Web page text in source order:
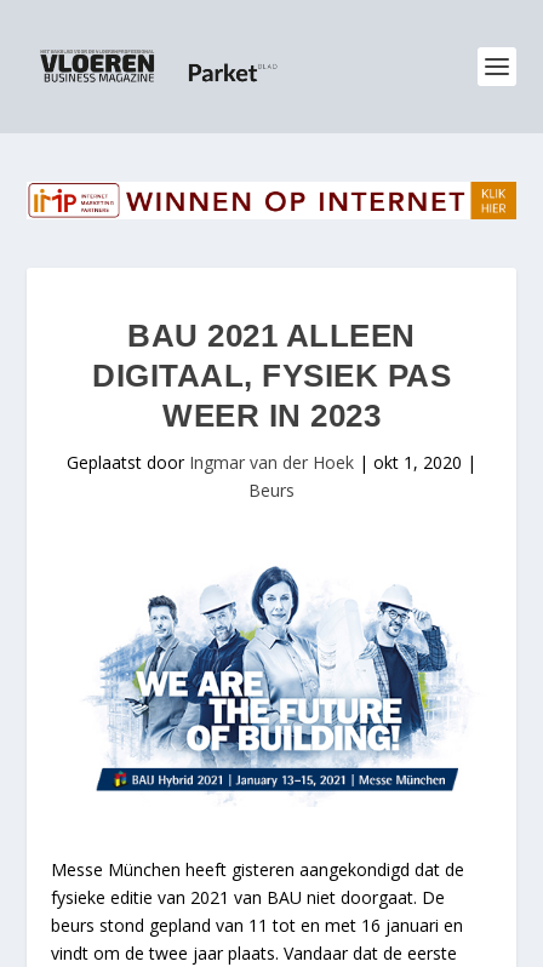
BAU 2021 ALLEEN
DIGITAAL, FYSIEK PAS
WEER IN 2023
Geplaatst door Ingmar van der Hoek | okt 1, 2020 |
Beurs
Messe München heeft gisteren aangekondigd dat de
fysieke editie van 2021 van BAU niet doorgaat. De
beurs stond gepland van 11 tot en met 16 januari en
vindt om de twee jaar plaats. Vandaar dat de eerste